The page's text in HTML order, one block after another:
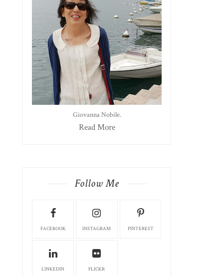
Giovanna Nobile.
Read More
Follow Me
FACEBOOK INSTAGRAM PINTEREST
LINKEDIN FLICKR